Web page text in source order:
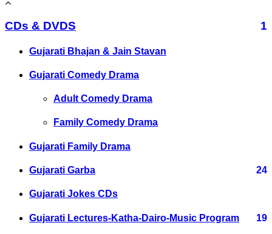
CDs & DVDS 1
Gujarati Bhajan & Jain Stavan
Gujarati Comedy Drama
Adult Comedy Drama
Family Comedy Drama
Gujarati Family Drama
Gujarati Garba 24
Gujarati Jokes CDs
Gujarati Lectures-Katha-Dairo-Music Program 19